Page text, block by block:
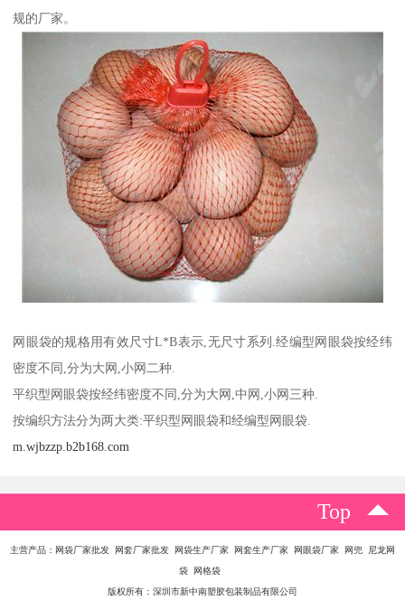
规的厂家。
网眼袋的规格用有效尺寸L*B表示,无尺寸系列.经编型网眼袋按经纬
密度不同,分为大网,小网二种.
平织型网眼袋按经纬密度不同,分为大网,中网,小网三种.
按编织方法分为两大类:平织型网眼袋和经编型网眼袋.
m.wjbzzp.b2b168.com
Top
主营产品：网袋厂家批发 网套厂家批发 网袋生产厂家 网套生产厂家 网眼袋厂家 网兜 尼龙网
袋 网格袋
版权所有：深圳市新中南塑胶包装制品有限公司